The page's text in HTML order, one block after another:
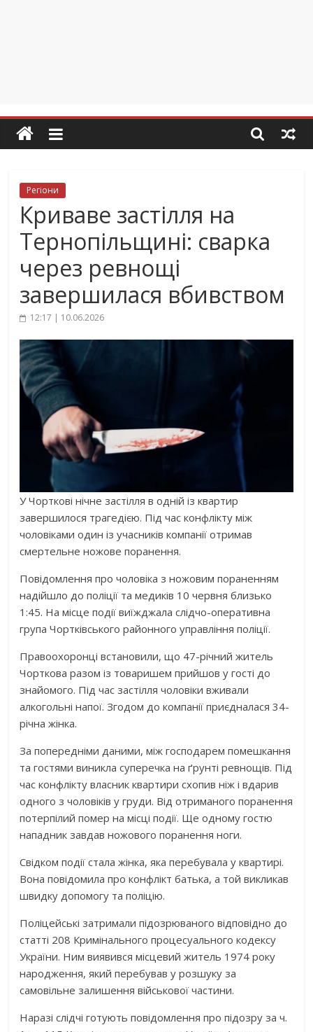
Регіони
Криваве застілля на
Тернопільщині: сварка
через ревнощі
завершилася вбивством
12:17 | 10.06.2026
У Чорткові нічне застілля в одній із квартир
завершилося трагедією. Під час конфлікту між
чоловіками один із учасників компанії отримав
смертельне ножове поранення.
Повідомлення про чоловіка з ножовим пораненням
надійшло до поліції та медиків 10 червня близько
1:45. На місце події виїжджала слідчо-оперативна
група Чортківського районного управління поліції.
Правоохоронці встановили, що 47-річний житель
Чорткова разом із товаришем прийшов у гості до
знайомого. Під час застілля чоловіки вживали
алкогольні напої. Згодом до компанії приєдналася 34-
річна жінка.
За попередніми даними, між господарем помешкання
та гостями виникла суперечка на ґрунті ревнощів. Під
час конфлікту власник квартири схопив ніж і вдарив
одного з чоловіків у груди. Від отриманого поранення
потерпілий помер на місці події. Ще одному гостю
нападник завдав ножового поранення ноги.
Свідком події стала жінка, яка перебувала у квартирі.
Вона повідомила про конфлікт батька, а той викликав
швидку допомогу та поліцію.
Поліцейські затримали підозрюваного відповідно до
статті 208 Кримінального процесуального кодексу
України. Ним виявився місцевий житель 1974 року
народження, який перебував у розшуку за
самовільне залишення військової частини.
Наразі слідчі готують повідомлення про підозру за ч.